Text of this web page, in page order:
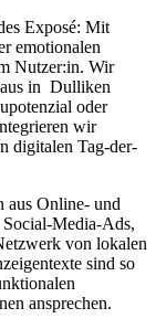
Exposé: Mit
emotionalen
Nutzer:in. Wir
in Dulliken
oder
wir
digitalen Tag-der-
aus Online- und
Media-Ads,
von lokalen
sind so
ansprechen.